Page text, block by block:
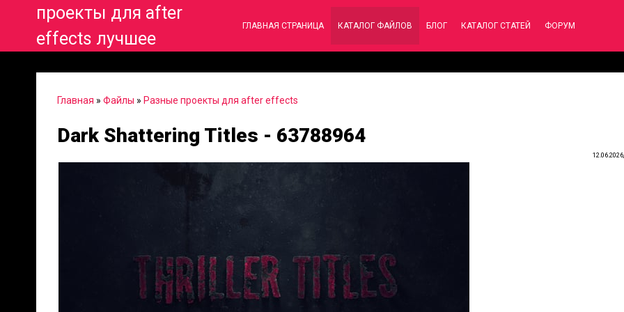
проекты для after
effects лучшее
ГЛАВНАЯ СТРАНИЦА КАТАЛОГ ФАЙЛОВ БЛОГ КАТАЛОГ СТАТЕЙ ФОРУМ
Главная » Файлы » Разные проекты для after effects
Dark Shattering Titles - 63788964